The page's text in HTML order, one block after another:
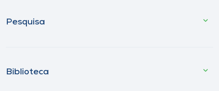
Pesquisa
Biblioteca